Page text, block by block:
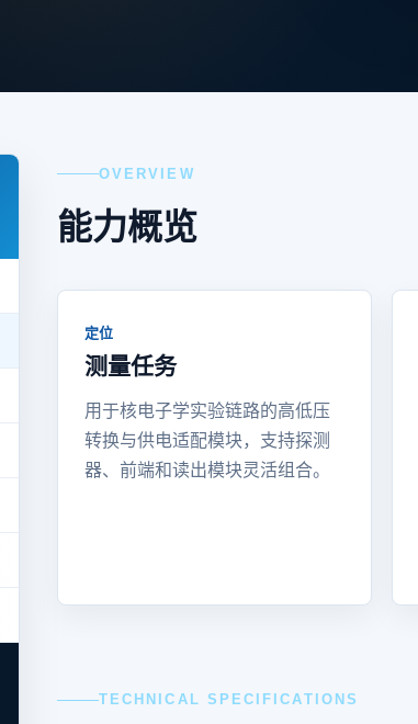
OVERVIEW
能力概览
定位
测量任务
用于核电子学实验链路的高低压
转换与供电适配模块，支持探测
器、前端和读出模块灵活组合。
TECHNICAL SPECIFICATIONS